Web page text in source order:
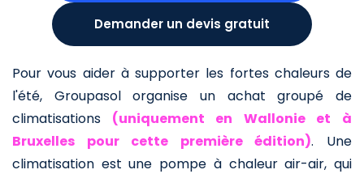
Demander un devis gratuit
Pour vous aider à supporter les fortes chaleurs de
l'été, Groupasol organise un achat groupé de
climatisations (uniquement en Wallonie et à
Bruxelles pour cette première édition). Une
climatisation est une pompe à chaleur air-air, qui